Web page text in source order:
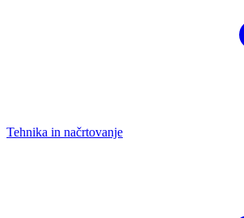
Tehnika in načrtovanje